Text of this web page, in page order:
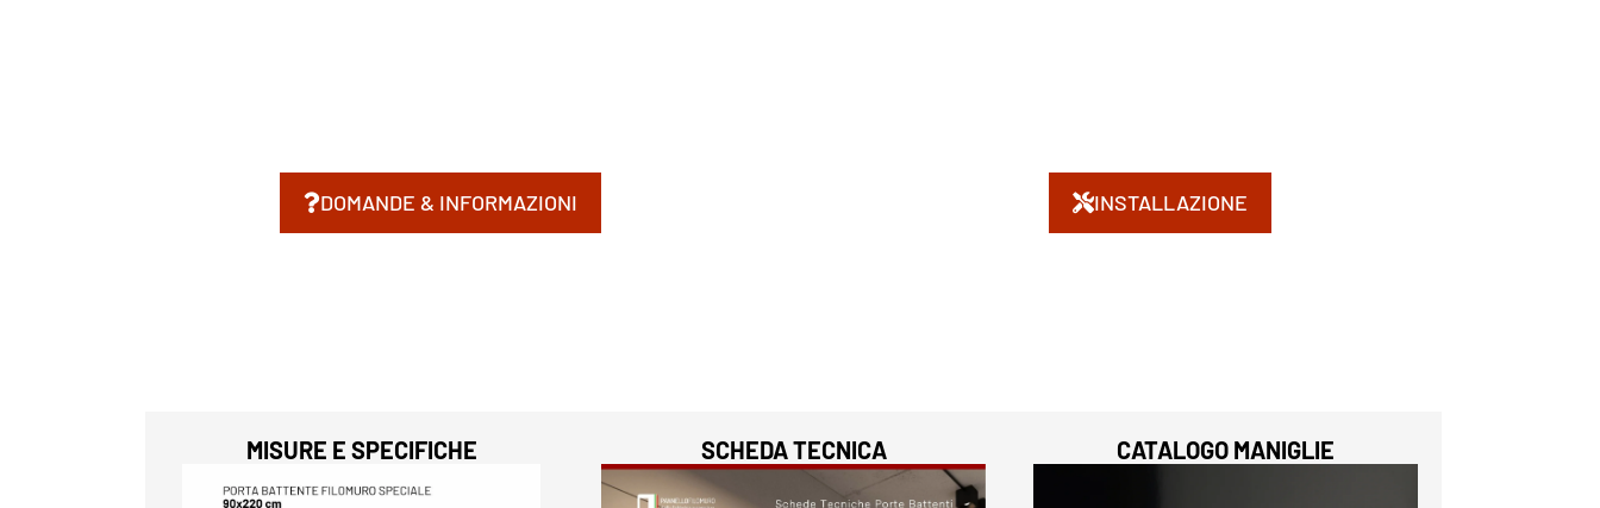
DOMANDE & INFORMAZIONI INSTALLAZIONE
MISURE E SPECIFICHE SCHEDA TECNICA CATALOGO MANIGLIE